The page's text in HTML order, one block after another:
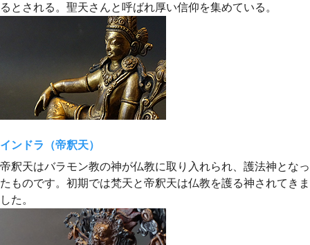
るとされる。聖天さんと呼ばれ厚い信仰を集めている。
インドラ（帝釈天）
帝釈天はバラモン教の神が仏教に取り入れられ、護法神となっ
たものです。初期では梵天と帝釈天は仏教を護る神されてきま
した。